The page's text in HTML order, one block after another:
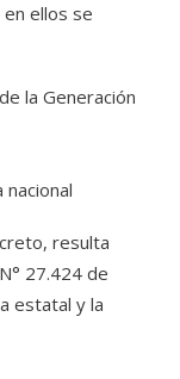
ellos se
la Generación
resulta
27.424 de
estatal y la